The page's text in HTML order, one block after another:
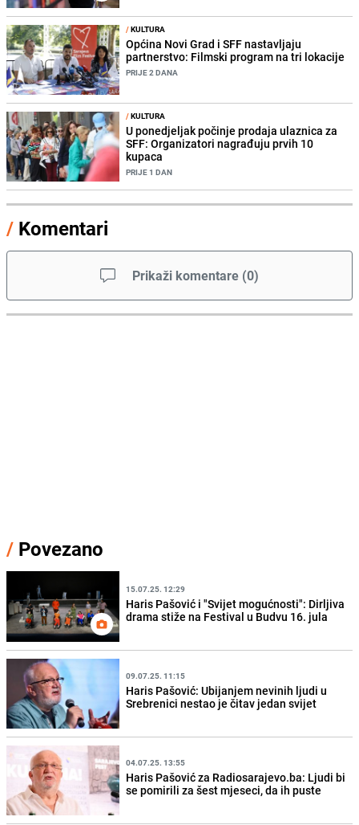
/KULTURA
Općina Novi Grad i SFF nastavljaju
partnerstvo: Filmski program na tri lokacije
PRIJE 2 DANA
/KULTURA
U ponedjeljak počinje prodaja ulaznica za
SFF: Organizatori nagrađuju prvih 10
kupaca
PRIJE 1 DAN
/ Komentari
Prikaži komentare (0)
/ Povezano
15.07.25. 12:29
Haris Pašović i "Svijet mogućnosti": Dirljiva
drama stiže na Festival u Budvu 16. jula
09.07.25. 11:15
Haris Pašović: Ubijanjem nevinih ljudi u
Srebrenici nestao je čitav jedan svijet
04.07.25. 13:55
Haris Pašović za Radiosarajevo.ba: Ljudi bi
se pomirili za šest mjeseci, da ih puste